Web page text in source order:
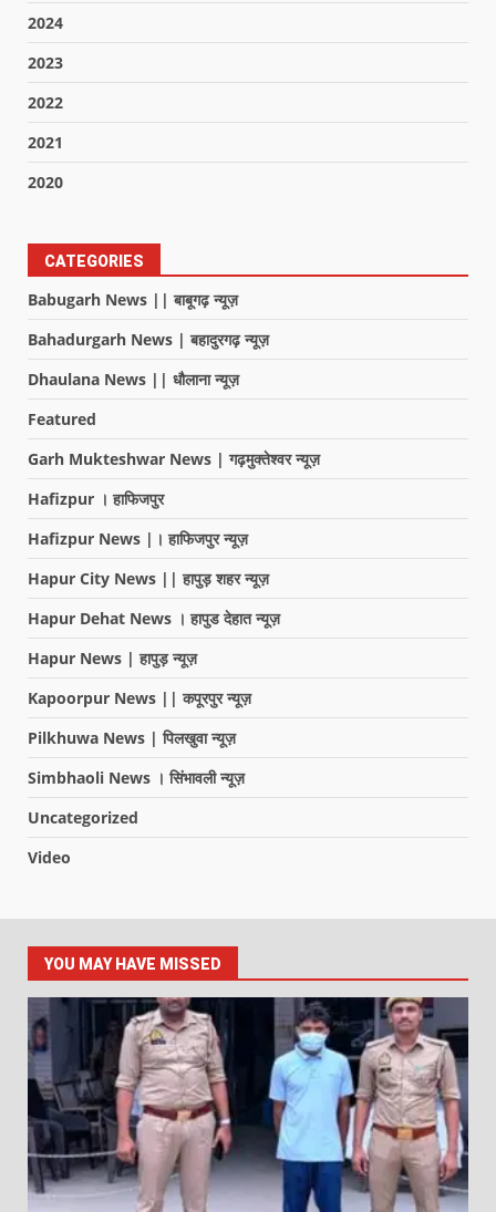
2024
2023
2022
2021
2020
CATEGORIES
Babugarh News || बाबूगढ़ न्यूज़
Bahadurgarh News | बहादुरगढ़ न्यूज़
Dhaulana News || धौलाना न्यूज़
Featured
Garh Mukteshwar News | गढ़मुक्तेश्वर न्यूज़
Hafizpur । हाफिजपुर
Hafizpur News |। हाफिजपुर न्यूज़
Hapur City News || हापुड़ शहर न्यूज़
Hapur Dehat News । हापुड देहात न्यूज़
Hapur News | हापुड़ न्यूज़
Kapoorpur News || कपूरपुर न्यूज़
Pilkhuwa News | पिलखुवा न्यूज़
Simbhaoli News । सिंभावली न्यूज़
Uncategorized
Video
YOU MAY HAVE MISSED